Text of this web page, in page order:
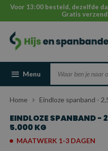
Voor 13:00 besteld, dezelfde
Gratis
Menu
Home Eindloze spanband -
EINDLOZE SPANBAND -
5.000 KG
MAATWERK 1-3 DAGEN